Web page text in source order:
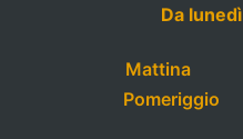
Da
Mattina
Pomeriggio